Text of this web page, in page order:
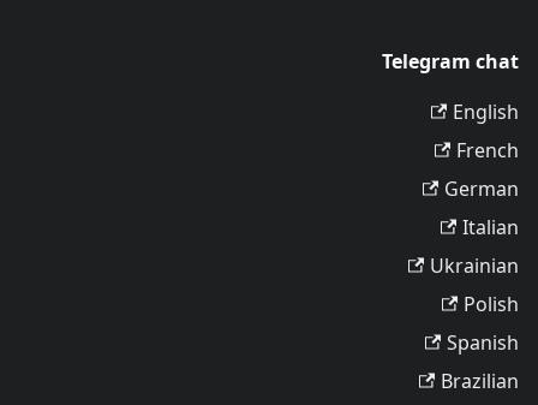
Telegram chat
English
French
German
Italian
Ukrainian
Polish
Spanish
Brazilian